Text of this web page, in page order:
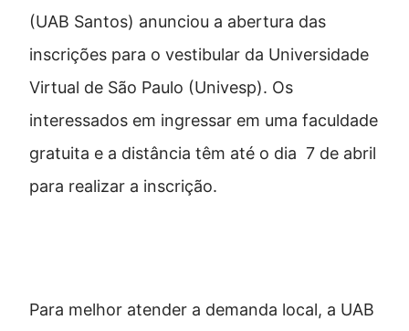
(UAB Santos) anunciou a abertura das
inscrições para o vestibular da Universidade
Virtual de São Paulo (Univesp). Os
interessados em ingressar em uma faculdade
gratuita e a distância têm até o dia 7 de abril
para realizar a inscrição.
Para melhor atender a demanda local, a UAB